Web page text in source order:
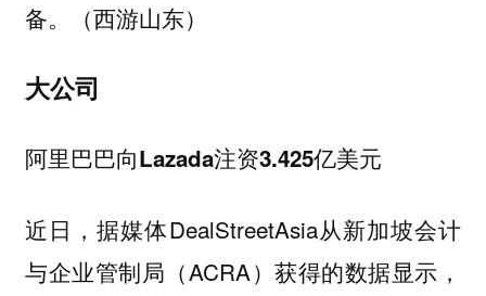
备。（西游山东）
大公司
阿里巴巴向Lazada注资3.425亿美元
近日，据媒体DealStreetAsia从新加坡会计
与企业管制局（ACRA）获得的数据显示，